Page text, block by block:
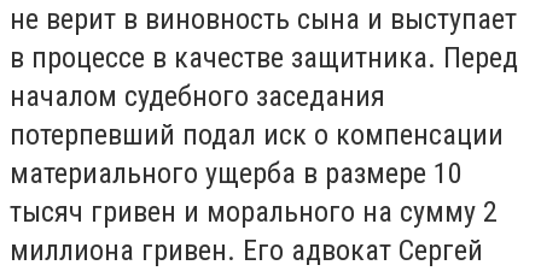
не верит в виновность сына и выступает
в процессе в качестве защитника. Перед
началом судебного заседания
потерпевший подал иск о компенсации
материального ущерба в размере 10
тысяч гривен и морального на сумму 2
миллиона гривен. Его адвокат Сергей